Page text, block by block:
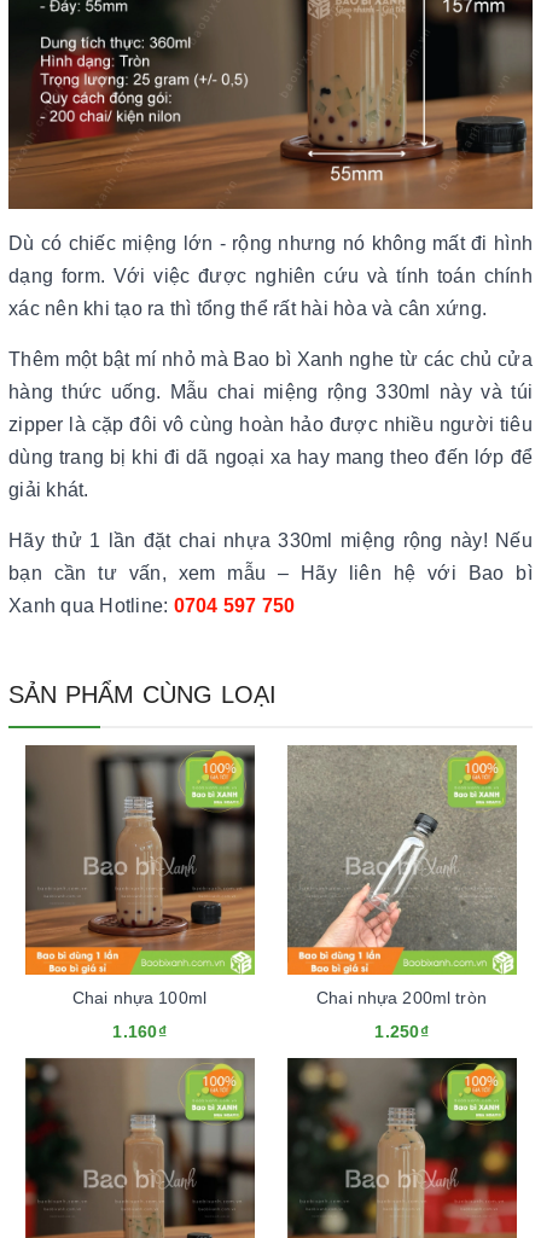
Dù có chiếc miệng lớn - rộng nhưng nó không mất đi hình
dạng form. Với việc được nghiên cứu và tính toán chính
xác nên khi tạo ra thì tổng thể rất hài hòa và cân xứng.
Thêm một bật mí nhỏ mà Bao bì Xanh nghe từ các chủ cửa
hàng thức uống. Mẫu chai miệng rộng 330ml này và túi
zipper là cặp đôi vô cùng hoàn hảo được nhiều người tiêu
dùng trang bị khi đi dã ngoại xa hay mang theo đến lớp để
giải khát.
Hãy thử 1 lần đặt chai nhựa 330ml miệng rộng này! Nếu
bạn cần tư vấn, xem mẫu – Hãy liên hệ với Bao bì
Xanh qua Hotline: 0704 597 750
SẢN PHẨM CÙNG LOẠI
Chai nhựa 100ml
1.160₫
Chai nhựa 200ml tròn
1.250₫